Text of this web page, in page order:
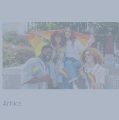
Artikel